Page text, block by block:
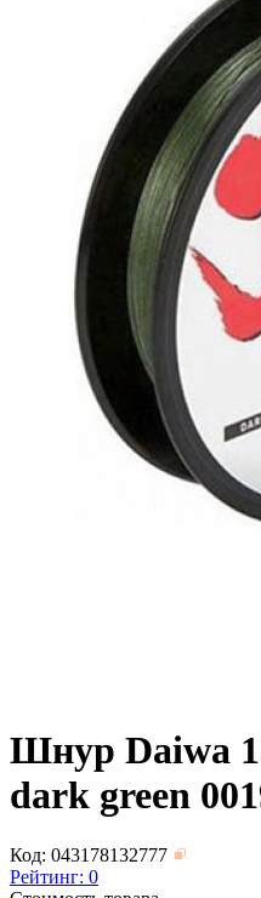
Шнур Daiwa
dark green
Код: 043178132777
Рейтинг: 0